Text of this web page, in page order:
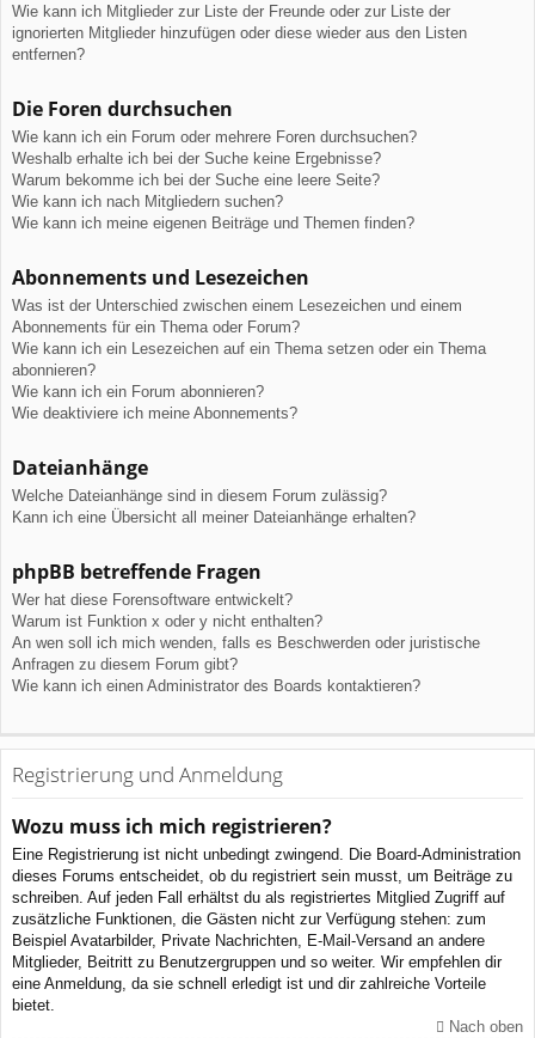
Wie kann ich Mitglieder zur Liste der Freunde oder zur Liste der
ignorierten Mitglieder hinzufügen oder diese wieder aus den Listen
entfernen?
Die Foren durchsuchen
Wie kann ich ein Forum oder mehrere Foren durchsuchen?
Weshalb erhalte ich bei der Suche keine Ergebnisse?
Warum bekomme ich bei der Suche eine leere Seite?
Wie kann ich nach Mitgliedern suchen?
Wie kann ich meine eigenen Beiträge und Themen finden?
Abonnements und Lesezeichen
Was ist der Unterschied zwischen einem Lesezeichen und einem
Abonnements für ein Thema oder Forum?
Wie kann ich ein Lesezeichen auf ein Thema setzen oder ein Thema
abonnieren?
Wie kann ich ein Forum abonnieren?
Wie deaktiviere ich meine Abonnements?
Dateianhänge
Welche Dateianhänge sind in diesem Forum zulässig?
Kann ich eine Übersicht all meiner Dateianhänge erhalten?
phpBB betreffende Fragen
Wer hat diese Forensoftware entwickelt?
Warum ist Funktion x oder y nicht enthalten?
An wen soll ich mich wenden, falls es Beschwerden oder juristische
Anfragen zu diesem Forum gibt?
Wie kann ich einen Administrator des Boards kontaktieren?
Registrierung und Anmeldung
Wozu muss ich mich registrieren?
Eine Registrierung ist nicht unbedingt zwingend. Die Board-Administration
dieses Forums entscheidet, ob du registriert sein musst, um Beiträge zu
schreiben. Auf jeden Fall erhältst du als registriertes Mitglied Zugriff auf
zusätzliche Funktionen, die Gästen nicht zur Verfügung stehen: zum
Beispiel Avatarbilder, Private Nachrichten, E-Mail-Versand an andere
Mitglieder, Beitritt zu Benutzergruppen und so weiter. Wir empfehlen dir
eine Anmeldung, da sie schnell erledigt ist und dir zahlreiche Vorteile
bietet.
Nach oben